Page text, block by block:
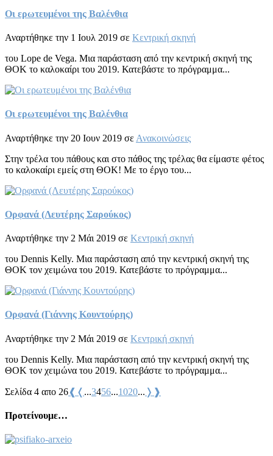
Οι ερωτευμένοι της Βαλένθια
Αναρτήθηκε την 1 Ιουλ 2019 σε Κεντρική σκηνή
του Lope de Vega. Μια παράσταση από την κεντρική σκηνή της
ΘΟΚ το καλοκαίρι του 2019. Κατεβάστε το πρόγραμμα...
Οι ερωτευμένοι της Βαλένθια
Αναρτήθηκε την 20 Ιουν 2019 σε Ανακοινώσεις
Στην τρέλα του πάθους και στο πάθος της τρέλας θα είμαστε φέτος
το καλοκαίρι εμείς στη ΘΟΚ! Με το έργο του...
Ορφανά (Λευτέρης Σαρούκος)
Αναρτήθηκε την 2 Μάι 2019 σε Κεντρική σκηνή
του Dennis Kelly. Μια παράσταση από την κεντρική σκηνή της
ΘΟΚ τον χειμώνα του 2019. Κατεβάστε το πρόγραμμα...
Ορφανά (Γιάννης Κουντούρης)
Αναρτήθηκε την 2 Μάι 2019 σε Κεντρική σκηνή
του Dennis Kelly. Μια παράσταση από την κεντρική σκηνή της
ΘΟΚ τον χειμώνα του 2019. Κατεβάστε το πρόγραμμα...
Σελίδα 4 απο 26❰ ❬ ...3456...1020... ❭ ❱
Προτείνουμε…